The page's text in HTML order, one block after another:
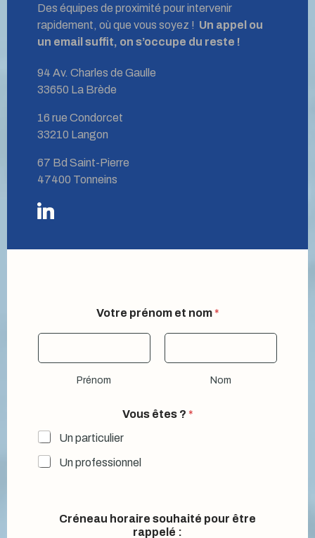
Des équipes de proximité pour intervenir
rapidement, où que vous soyez ! Un appel ou
un email suffit, on s’occupe du reste !
94 Av. Charles de Gaulle
33650 La Brède
16 rue Condorcet
33210 Langon
67 Bd Saint-Pierre
47400 Tonneins
Votre prénom et nom *
Prénom Nom
u
l
Vous êtes ? *
Un particulier
Un professionnel
Créneau horaire souhaité pour être
rappelé :